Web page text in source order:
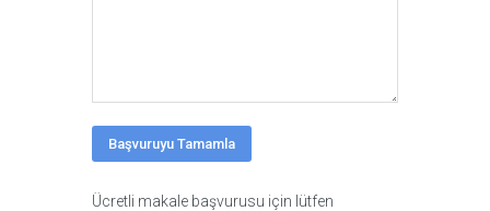
Ücretli makale başvurusu için lütfen